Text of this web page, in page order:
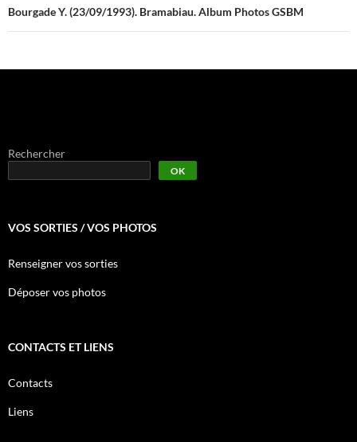
Bourgade Y. (23/09/1993). Bramabiau. Album Photos GSBM
Rechercher
OK
VOS SORTIES / VOS PHOTOS
Renseigner vos sorties
Déposer vos photos
CONTACTS ET LIENS
Contacts
Liens